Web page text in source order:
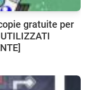
gratuite per